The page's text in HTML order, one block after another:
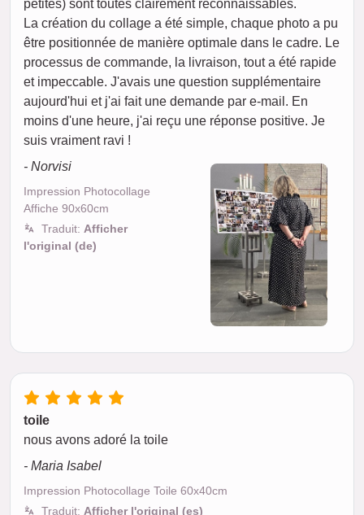
petites) sont toutes clairement reconnaissables.
La création du collage a été simple, chaque photo a pu
être positionnée de manière optimale dans le cadre. Le
processus de commande, la livraison, tout a été rapide
et impeccable. J'avais une question supplémentaire
aujourd'hui et j'ai fait une demande par e-mail. En
moins d'une heure, j'ai reçu une réponse positive. Je
suis vraiment ravi !
- Norvisi
Impression Photocollage
Affiche 90x60cm
Traduit: Afficher
l'original (de)
toile
nous avons adoré la toile
- Maria Isabel
Impression Photocollage Toile 60x40cm
Traduit: Afficher l'original (es)